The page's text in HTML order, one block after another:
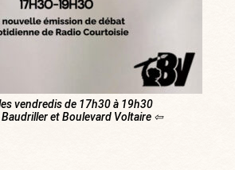
vendredis de 17h30 à 19h30
Baudriller et Boulevard Voltaire ⇦